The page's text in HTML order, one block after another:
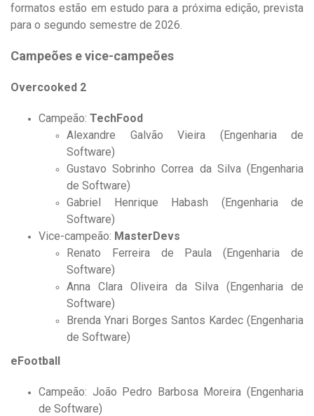
formatos estão em estudo para a próxima edição, prevista
para o segundo semestre de 2026.
Campeões e vice-campeões
Overcooked 2
Campeão: TechFood
Alexandre Galvão Vieira (Engenharia de
Software)
Gustavo Sobrinho Correa da Silva (Engenharia
de Software)
Gabriel Henrique Habash (Engenharia de
Software)
Vice-campeão: MasterDevs
Renato Ferreira de Paula (Engenharia de
Software)
Anna Clara Oliveira da Silva (Engenharia de
Software)
Brenda Ynari Borges Santos Kardec (Engenharia
de Software)
eFootball
Campeão: João Pedro Barbosa Moreira (Engenharia
de Software)